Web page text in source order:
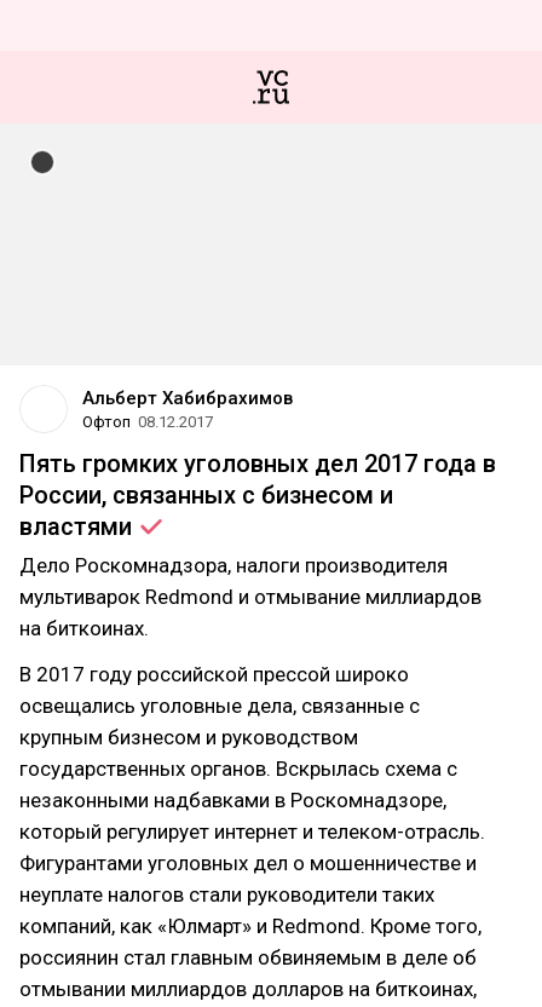
Альберт Хабибрахимов
Офтоп 08.12.2017
Пять громких уголовных дел 2017 года в
России, связанных с бизнесом и
властями
Дело Роскомнадзора, налоги производителя
мультиварок Redmond и отмывание миллиардов
на биткоинах.
В 2017 году российской прессой широко
освещались уголовные дела, связанные с
крупным бизнесом и руководством
государственных органов. Вскрылась схема с
незаконными надбавками в Роскомнадзоре,
который регулирует интернет и телеком-отрасль.
Фигурантами уголовных дел о мошенничестве и
неуплате налогов стали руководители таких
компаний, как «Юлмарт» и Redmond. Кроме того,
россиянин стал главным обвиняемым в деле об
отмывании миллиардов долларов на биткоинах,